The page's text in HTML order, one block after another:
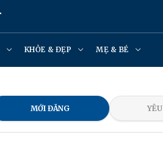
KHỎE & ĐẸP MẸ & BÉ
MỚI ĐĂNG